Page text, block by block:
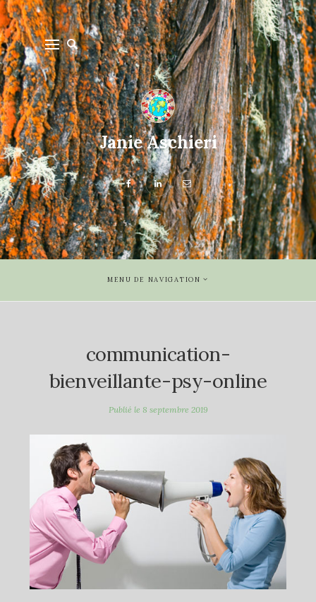
Janie Aschieri
MENU DE NAVIGATION
communication-
bienveillante-psy-online
Publié le 8 septembre 2019